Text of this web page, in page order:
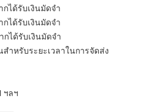
กได้รับเงินมัดจำ
กได้รับเงินมัดจำ
กได้รับเงินมัดจำ
ำหรับระยะเวลาในการจัดส่ง
ฯลฯ